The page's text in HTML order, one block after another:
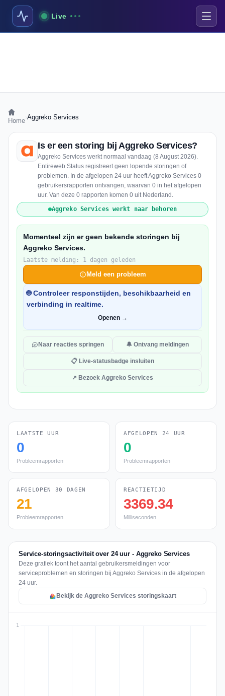
Live
Home Aggreko Services
Is er een storing bij Aggreko Services?
Aggreko Services werkt normaal vandaag (8 August 2026).
Entireweb Status registreert geen lopende storingen of
problemen. In de afgelopen 24 uur heeft Aggreko Services 0
gebruikersrapporten ontvangen, waarvan 0 in het afgelopen
uur. Van deze 0 rapporten komen 0 uit Nederland.
Aggreko Services werkt naar behoren
Momenteel zijn er geen bekende storingen bij
Aggreko Services.
Laatste melding: 1 dagen geleden
Meld een probleem
🌐 Controleer responstijden, beschikbaarheid en
verbinding in realtime.
Openen →
Naar reacties springen 🔔 Ontvang meldingen
📋 Live-statusbadge insluiten
↗ Bezoek Aggreko Services
LAATSTE UUR
0
Probleemrapporten
AFGELOPEN 24 UUR
0
Probleemrapporten
AFGELOPEN 30 DAGEN
21
Probleemrapporten
REACTIETIJD
3369.34
Milliseconden
Service-storingsactiviteit over 24 uur - Aggreko Services
Deze grafiek toont het aantal gebruikersmeldingen voor
serviceproblemen en storingen bij Aggreko Services in de afgelopen
24 uur.
Bekijk de Aggreko Services storingskaart